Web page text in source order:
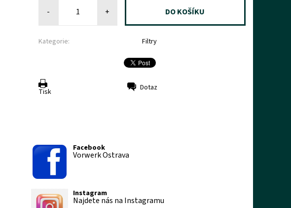
- +
Kategorie: Filtry
Tisk Dotaz
Facebook
Vorwerk Ostrava
Instagram
Najdete nás na Instagramu